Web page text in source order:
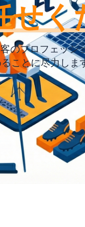
せく
のプロフェッシ
ことに尽力しま